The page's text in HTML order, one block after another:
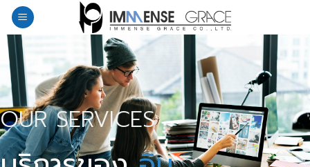
Skip
content
OUR SERVICES